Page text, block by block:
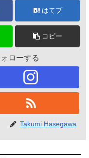
はてブ
コピー
ローする
Takumi Hasegawa